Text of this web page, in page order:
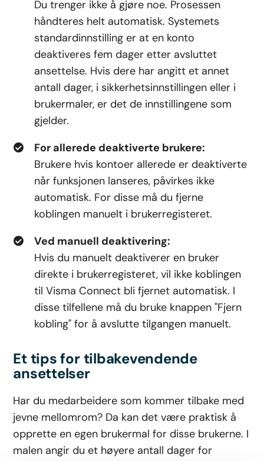
Du trenger ikke å gjøre noe. Prosessen
håndteres helt automatisk. Systemets
standardinnstilling er at en konto
deaktiveres fem dager etter avsluttet
ansettelse. Hvis dere har angitt et annet
antall dager, i sikkerhetsinnstillingen eller i
brukermaler, er det de innstillingene som
gjelder.
For allerede deaktiverte brukere:
Brukere hvis kontoer allerede er deaktiverte
når funksjonen lanseres, påvirkes ikke
automatisk. For disse må du fjerne
koblingen manuelt i brukerregisteret.
Ved manuell deaktivering:
Hvis du manuelt deaktiverer en bruker
direkte i brukerregisteret, vil ikke koblingen
til Visma Connect bli fjernet automatisk. I
disse tilfellene må du bruke knappen "Fjern
kobling" for å avslutte tilgangen manuelt.
Et tips for tilbakevendende
ansettelser
Har du medarbeidere som kommer tilbake med
jevne mellomrom? Da kan det være praktisk å
opprette en egen brukermal for disse brukerne. I
malen angir du et høyere antall dager for